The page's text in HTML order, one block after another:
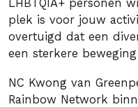
LHBTQIA+ personen
plek is voor jouw
overtuigd dat een
een sterkere beweging
NC Kwong van
Rainbow Network